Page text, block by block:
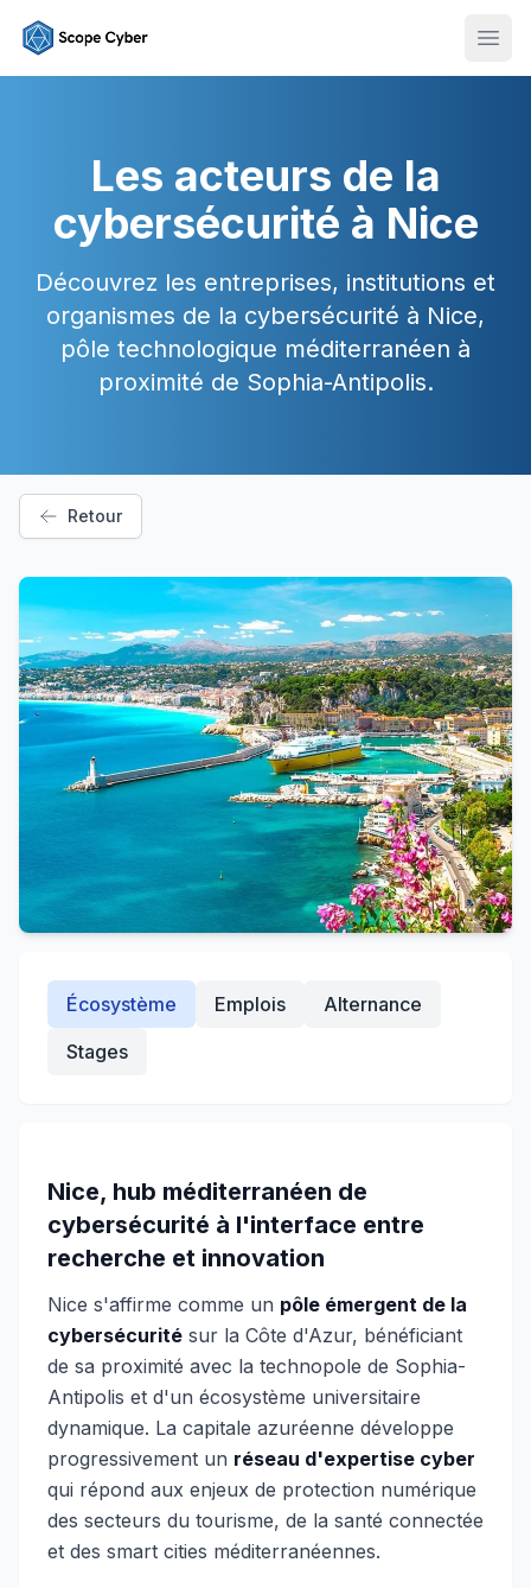
Les acteurs de la
cybersécurité à Nice
Découvrez les entreprises, institutions et
organismes de la cybersécurité à Nice,
pôle technologique méditerranéen à
proximité de Sophia-Antipolis.
Retour
Écosystème Emplois
Alternance
Stages
Nice, hub méditerranéen de
cybersécurité à l'interface entre
recherche et innovation
Nice s'affirme comme un pôle émergent de la
cybersécurité sur la Côte d'Azur, bénéficiant
de sa proximité avec la technopole de Sophia-
Antipolis et d'un écosystème universitaire
dynamique. La capitale azuréenne développe
progressivement un réseau d'expertise cyber
qui répond aux enjeux de protection numérique
des secteurs du tourisme, de la santé connectée
et des smart cities méditerranéennes.